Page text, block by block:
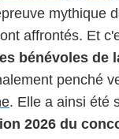
mythique
affrontés. Et
bénévoles de
penché
. Elle a ainsi été
2026 du